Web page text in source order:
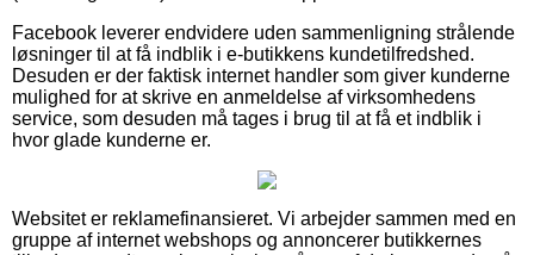
Facebook leverer endvidere uden sammenligning strålende
løsninger til at få indblik i e-butikkens kundetilfredshed.
Desuden er der faktisk internet handler som giver kunderne
mulighed for at skrive en anmeldelse af virksomhedens
service, som desuden må tages i brug til at få et indblik i
hvor glade kunderne er.
Websitet er reklamefinansieret. Vi arbejder sammen med en
gruppe af internet webshops og annoncerer butikkernes